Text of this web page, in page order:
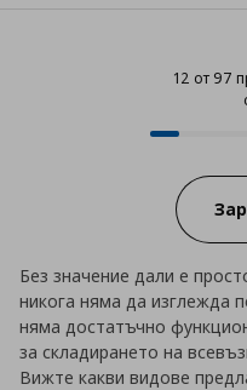
12 от 97
Progress:
Без значение дали е
никога няма да изглежда
няма достатъчно
за складирането на
Вижте какви видове